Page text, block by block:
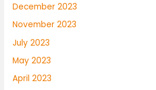
December 2023
November 2023
July 2023
May 2023
April 2023